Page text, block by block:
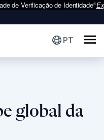
de Verificação de Identidade®
PT
global da